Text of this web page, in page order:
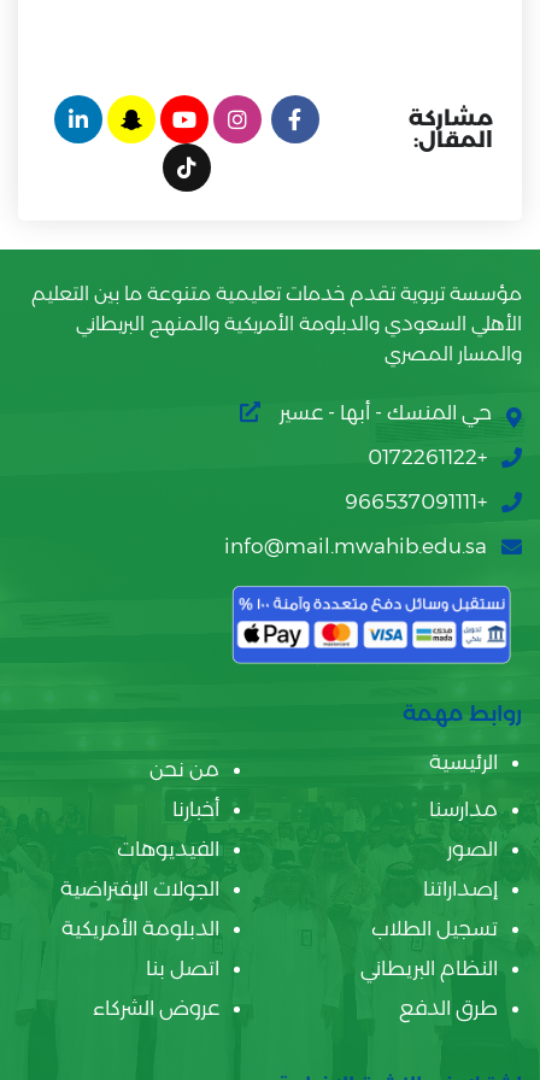
مشاركة
المقال:
مؤسسة تربوية تقدم خدمات تعليمية متنوعة ما بين التعليم
الأهلي السعودي والدبلومة الأمريكية والمنهج البريطاني
والمسار المصري
حي المنسك - أبها - عسير
+0172261122
+966537091111
info@mail.mwahib.edu.sa
روابط مهمة
الرئيسية
من نحن
مدارسنا
أخبارنا
الصور
الفيديوهات
إصداراتنا
الجولات الإفتراضية
تسجيل الطلاب
الدبلومة الأمريكية
النظام البريطاني
اتصل بنا
طرق الدفع
عروض الشركاء